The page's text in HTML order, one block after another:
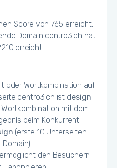
wide for the viewport,
horizontally. (mobile)
Score von 765 erreicht.
Domain centro3.ch hat
erreicht.
oder Wortkombination auf
centro3.ch ist design
mit dem
beim Konkurrent
(erste 10 Unterseiten
den Besuchern